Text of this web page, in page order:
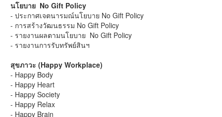
นโยบาย No Gift Policy
- ประกาศเจตนารมณ์นโยบาย No Gift Policy
- การสร้างวัฒนธรรม No Gift Policy
- รายงานผลตามนโยบาย No Gift Policy
- รายงานการรับทรัพย์สินฯ
สุขภาวะ (Happy Workplace)
- Happy Body
- Happy Heart
- Happy Society
- Happy Relax
- Happy Brain